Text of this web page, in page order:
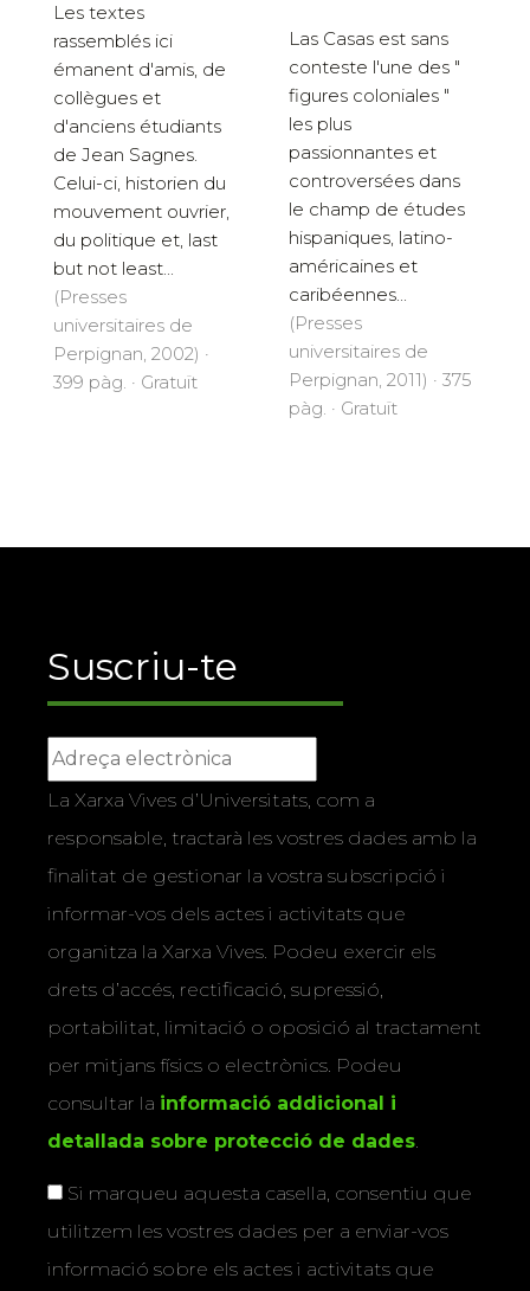
Les textes
rassemblés ici
émanent d'amis, de
collègues et
d'anciens étudiants
de Jean Sagnes.
Celui-ci, historien du
mouvement ouvrier,
du politique et, last
but not least...
(Presses
universitaires de
Perpignan, 2002) ·
399 pàg. · Gratuït
Las Casas est sans
conteste l'une des "
figures coloniales "
les plus
passionnantes et
controversées dans
le champ de études
hispaniques, latino-
américaines et
caribéennes...
(Presses
universitaires de
Perpignan, 2011) · 375
pàg. · Gratuït
Suscriu-te
La Xarxa Vives d’Universitats, com a
responsable, tractarà les vostres dades amb la
finalitat de gestionar la vostra subscripció i
informar-vos dels actes i activitats que
organitza la Xarxa Vives. Podeu exercir els
drets d’accés, rectificació, supressió,
portabilitat, limitació o oposició al tractament
per mitjans físics o electrònics. Podeu
consultar la informació addicional i
detallada sobre protecció de dades.
Si marqueu aquesta casella, consentiu que
utilitzem les vostres dades per a enviar-vos
informació sobre els actes i activitats que